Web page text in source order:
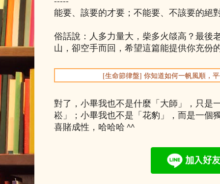
能要、該要的才要；不能要、不該要的絕
俗話說：人多力量大，柴多火燄高？最後
山，卻空手而回，希望這篇能提供你充份
[生命節律盤] 你知道如何一帆風順，
對了，小畢我也不是什麼「大師」，只是
崧」；小畢我也不是「花豹」，而是一個
喜賭成性，哈哈哈 ^^